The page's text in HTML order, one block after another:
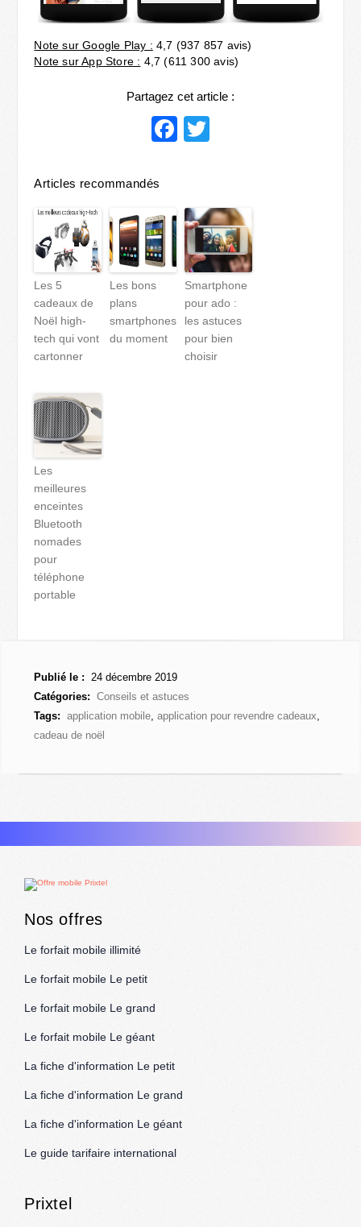
Note sur Google Play : 4,7 (937 857 avis)
Note sur App Store : 4,7 (611 300 avis)
Partagez cet article :
Facebook
Articles recommandés
Les 5
cadeaux de
Noël high-
tech qui vont
cartonner
Les bons
plans
smartphones
du moment
Smartphone
pour ado :
les astuces
pour bien
choisir
Les
meilleures
enceintes
Bluetooth
nomades
pour
téléphone
portable
Publié le : 24 décembre 2019
Catégories:
Conseils et astuces
Tags:
application mobile,application pour revendre cadeaux,
cadeau de noël
Nos offres
Le forfait mobile illimité
Le forfait mobile Le petit
Le forfait mobile Le grand
Le forfait mobile Le géant
La fiche d'information Le petit
La fiche d'information Le grand
La fiche d'information Le géant
Le guide tarifaire international
Prixtel